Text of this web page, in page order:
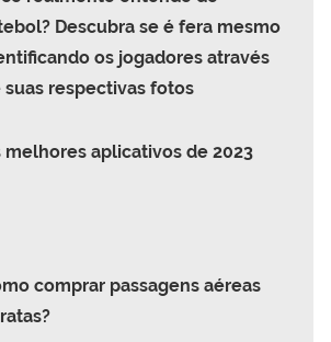
Descubra se é fera mesmo
os jogadores através
suas respectivas fotos
melhores aplicativos de 2023
comprar passagens aéreas